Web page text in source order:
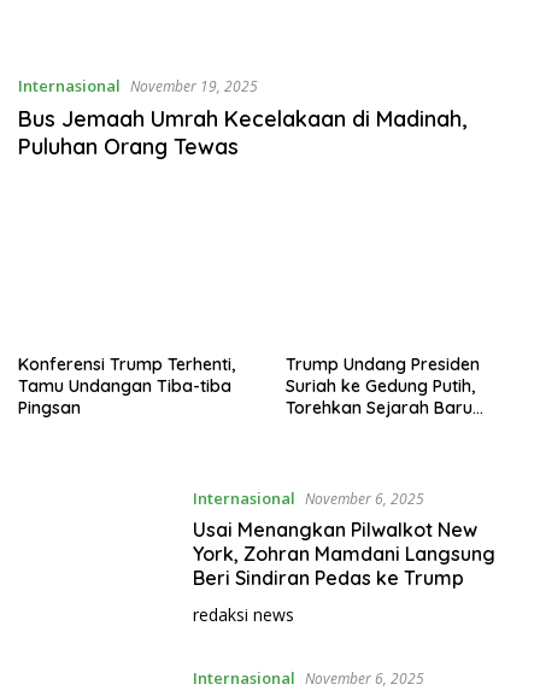
Internasional November 19, 2025
Bus Jemaah Umrah Kecelakaan di Madinah,
Puluhan Orang Tewas
Konferensi Trump Terhenti,
Tamu Undangan Tiba-tiba
Pingsan
Trump Undang Presiden
Suriah ke Gedung Putih,
Torehkan Sejarah Baru
Internasional November 6, 2025
Usai Menangkan Pilwalkot New
York, Zohran Mamdani Langsung
Beri Sindiran Pedas ke Trump
redaksi news
Internasional November 6, 2025